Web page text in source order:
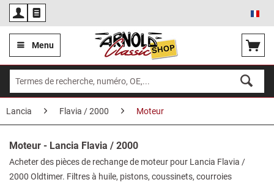
Menu
Lancia Flavia / 2000 Moteur
Moteur - Lancia Flavia / 2000
Acheter des pièces de rechange de moteur pour Lancia Flavia /
2000 Oldtimer. Filtres à huile, pistons, coussinets, courroies